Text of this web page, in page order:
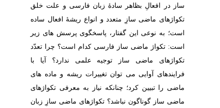
ساز در افعالِ بظاهر سادۀ زبان فارسی و علت خلق
تکواژهای ماضی­ سازِ متعدد و انواع ریشۀ افعال ساده
است؛ به نوعی این گفتار، پاسخگوی پرسش ­های زیر
است: تکواژ ماضی­ ساز فارسی کدام است؟ چرا تعدّد
تکواژهای ماضی­ ساز توجیه علمی ندارد؟ آیا با
فرایندهای آوایی می­ توان تغییرات ریشه و ماده­ های
ماضی را تبیین کرد؛ چنانکه نیاز به معرفی تکواژهای
ماضی ­ساز گوناگون نباشد؟ تکواژهای ماضی­ سازِ زبان